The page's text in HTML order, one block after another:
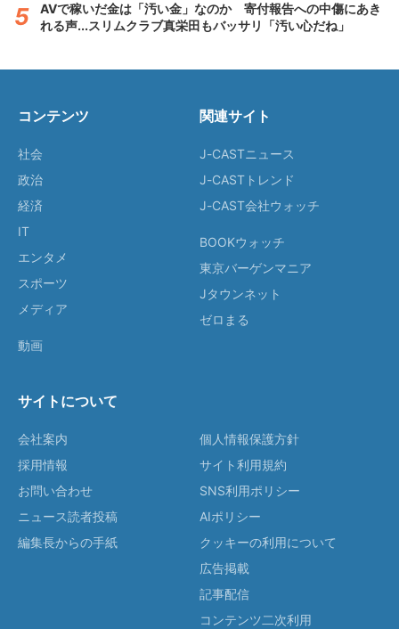
AVで稼いだ金は「汚い金」なのか 寄付報告への中傷にあき
れる声...スリムクラブ真栄田もバッサリ「汚い心だね」
コンテンツ
社会
政治
経済
IT
エンタメ
スポーツ
メディア
動画
関連サイト
J-CASTニュース
J-CASTトレンド
J-CAST会社ウォッチ
BOOKウォッチ
東京バーゲンマニア
Jタウンネット
ゼロまる
サイトについて
会社案内
採用情報
お問い合わせ
ニュース読者投稿
編集長からの手紙
個人情報保護方針
サイト利用規約
SNS利用ポリシー
AIポリシー
クッキーの利用について
広告掲載
記事配信
コンテンツ二次利用